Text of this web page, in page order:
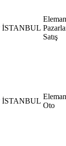
İSTANBUL
Satış
İSTANBUL
Oto